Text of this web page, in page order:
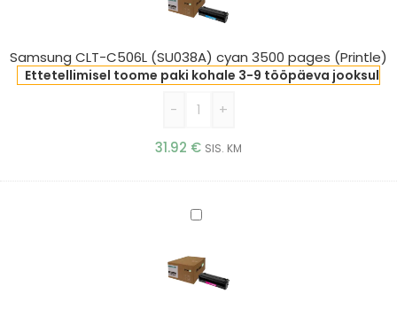
(SU038A)
3500
pages
Samsung CLT-C506L (SU038A) cyan 3500 pages (Printle)
Ettetellimisel toome paki kohale 3-9 tööpäeva jooksul
- +
31.92 € SIS. KM
Samsung
M506L
(SU305A)